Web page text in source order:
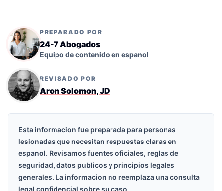
PREPARADO POR
24-7 Abogados
Equipo de contenido en espanol
REVISADO POR
Aron Solomon, JD
Esta informacion fue preparada para personas
lesionadas que necesitan respuestas claras en
espanol. Revisamos fuentes oficiales, reglas de
seguridad, datos publicos y principios legales
generales. La informacion no reemplaza una consulta
legal confidencial sobre su caso.